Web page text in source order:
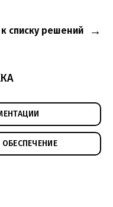
списку решений